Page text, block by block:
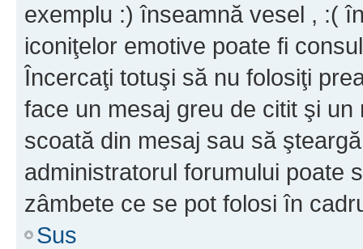
exemplu :) înseamnă vesel , :(
iconiţelor emotive poate fi
Încercaţi totuşi să nu folosiţi
face un mesaj greu de citit şi
scoată din mesaj sau să
administratorul forumului poate
zâmbete ce se pot folosi în
Sus